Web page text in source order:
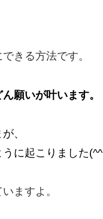
きる方法です。
願いが叶います。
、
に起こりました
ますよ。